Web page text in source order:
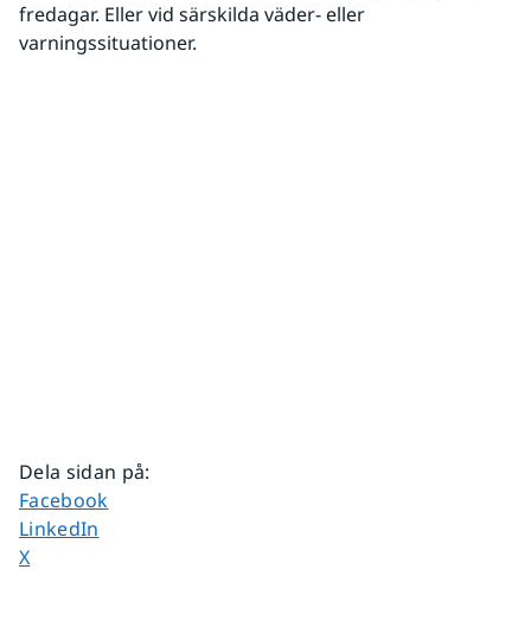
fredagar. Eller vid särskilda väder- eller
varningssituationer.
Dela sidan på:
Dela sidan på
Facebook
Dela sidan på
LinkedIn
Dela sidan på
X